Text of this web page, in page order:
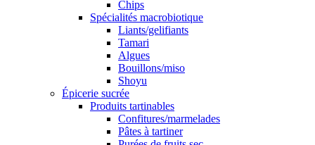
Chips
Spécialités macrobiotique
Liants/gelifiants
Tamari
Algues
Bouillons/miso
Shoyu
Épicerie sucrée
Produits tartinables
Confitures/marmelades
Pâtes à tartiner